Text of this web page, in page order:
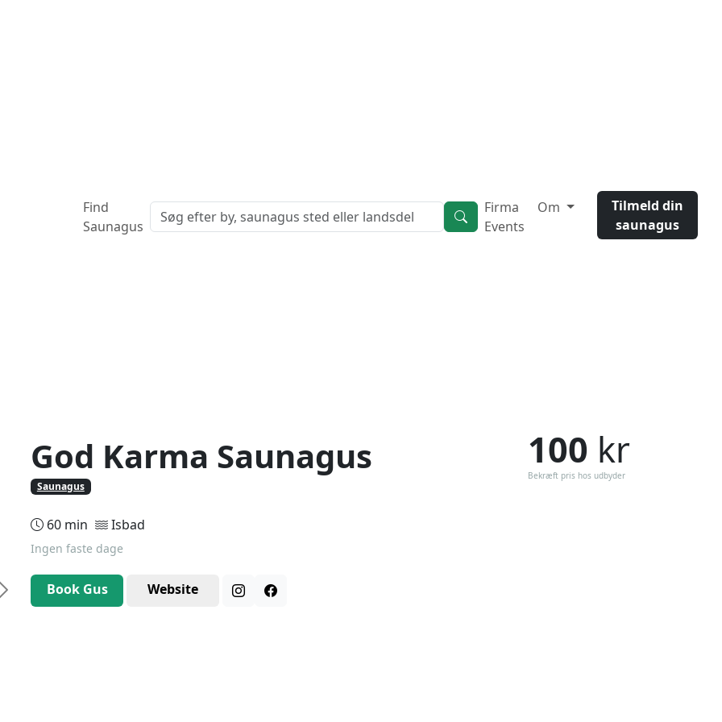
Find
Saunagus
Firma
Events
Om
Tilmeld din
saunagus
Next
God Karma Saunagus
Saunagus
100 kr
Bekræft pris hos udbyder
60 min Isbad
Ingen faste dage
Book Gus Website